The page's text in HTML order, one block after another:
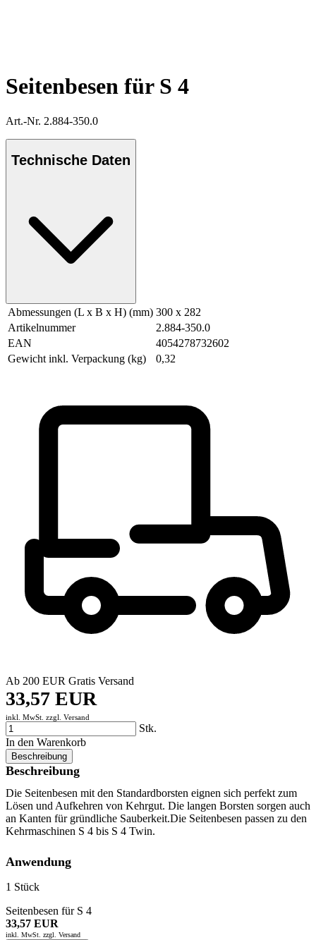
Seitenbesen für S 4
Art.-Nr. 2.884-350.0
Technische Daten
Abmessungen (L x B x H) (mm) 300 x 282
Artikelnummer
2.884-350.0
EAN
4054278732602
Gewicht inkl. Verpackung (kg)
0,32
Ab 200 EUR Gratis Versand
33,57 EUR
inkl. MwSt. zzgl. Versand
Stk.
In den Warenkorb
Beschreibung
Beschreibung
Die Seitenbesen mit den Standardborsten eignen sich perfekt zum
Lösen und Aufkehren von Kehrgut. Die langen Borsten sorgen auch
an Kanten für gründliche Sauberkeit.Die Seitenbesen passen zu den
Kehrmaschinen S 4 bis S 4 Twin.
Anwendung
1 Stück
Seitenbesen für S 4
33,57 EUR
inkl. MwSt. zzgl. Versand